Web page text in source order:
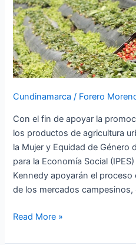
Cundinamarca / Forero
Con el fin de apoyar la
los productos de agricultura
la Mujer y Equidad de Género
para la Economía Social
Kennedy apoyarán el
de los mercados campesinos,
Mercado
de
Kennedy
Read More »